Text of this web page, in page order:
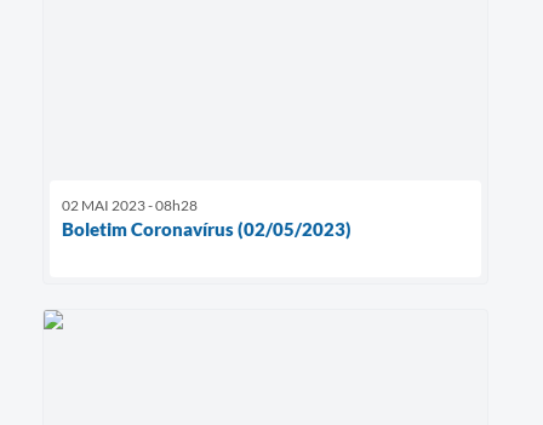
02 MAI 2023 - 08h28
Boletim Coronavírus (02/05/2023)